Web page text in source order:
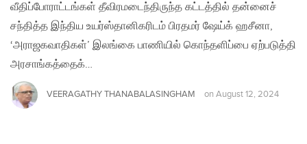
வீதிப்போராட்டங்கள் தீவிரமடைந்திருந்த கட்டத்தில் தன்னைச்
சந்தித்த இந்திய உயர்ஸ்தானிகரிடம் பிரதமர் ஷேய்க் ஹசீனா,
‘அராஜகவாதிகள்’ இலங்கை பாணியில் கொந்தளிப்பை ஏற்படுத்தி
அரசாங்கத்தைக்…
VEERAGATHY THANABALASINGHAM on August 12, 2024